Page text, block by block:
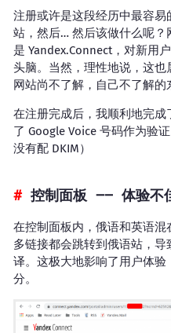
注册或许是这段经历中最容
站，然后… 然后该做什么呢？
是 Yandex.Connect，对新用
头脑。当然，理性地说，这
网站尚不了解，自己不了解的
在注册完成后，我顺利地完
了 Google Voice 号码作为验
没有配 DKIM）
控制面板 —— 体验不
在控制面板内，俄语和英语
多链接都会跳转到俄语站，
译。这极大地影响了用户体
分。